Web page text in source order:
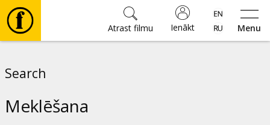
Menu
Ienākt
Atrast filmu
Search
Meklēšana